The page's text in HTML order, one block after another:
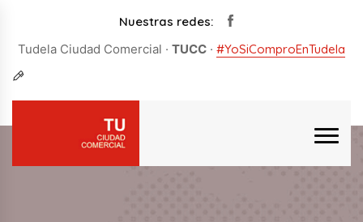
Nuestras redes:
Tudela Ciudad Comercial · TUCC · #YoSiComproEnTudela